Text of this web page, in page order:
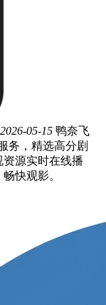
2026-05-15 鸭奈飞
务，精选高分剧
源实时在线播
快观影。